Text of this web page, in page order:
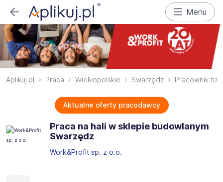
Menu
Aplikuj.pl Praca Wielkopolskie Swarzędz Pracownik
Aktualne oferty pracodawcy
Praca na hali w sklepie budowlanym
Swarzędz
Work&Profit sp. z o.o.